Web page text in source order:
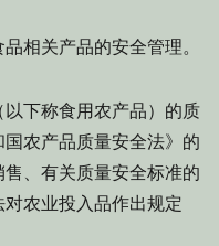
相关产品的安全管理。
下称食用农产品）的质
农产品质量安全法》的
、有关质量安全标准的
农业投入品作出规定